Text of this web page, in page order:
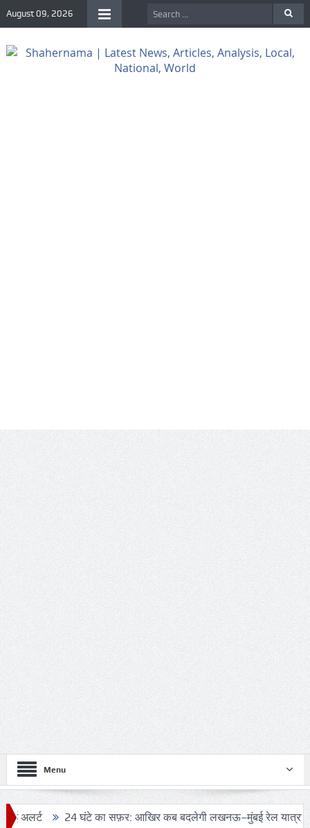
August 09, 2026
Menu
24 घंटे का सफ़र: आखिर कब बदलेगी लखनऊ–मुंबई रेल यात्रा की तस्वीर?